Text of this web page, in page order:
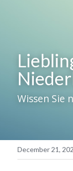
Wissen Sie
December 21,